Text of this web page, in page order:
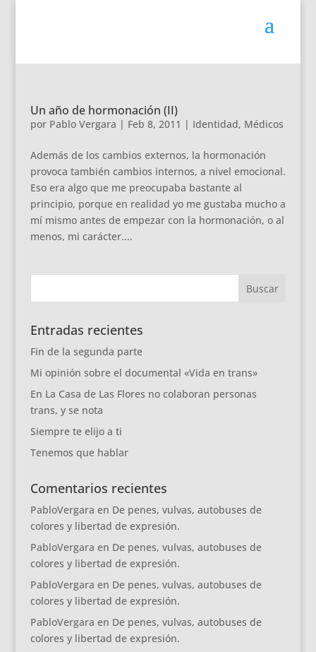
Un año de hormonación (II)
por Pablo Vergara | Feb 8, 2011 | Identidad, Médicos
Además de los cambios externos, la hormonación
provoca también cambios internos, a nivel emocional.
Eso era algo que me preocupaba bastante al
principio, porque en realidad yo me gustaba mucho a
mí mismo antes de empezar con la hormonación, o al
menos, mi carácter....
Entradas recientes
Fin de la segunda parte
Mi opinión sobre el documental «Vida en trans»
En La Casa de Las Flores no colaboran personas
trans, y se nota
Siempre te elijo a ti
Tenemos que hablar
Comentarios recientes
PabloVergara en De penes, vulvas, autobuses de
colores y libertad de expresión.
PabloVergara en De penes, vulvas, autobuses de
colores y libertad de expresión.
PabloVergara en De penes, vulvas, autobuses de
colores y libertad de expresión.
PabloVergara en De penes, vulvas, autobuses de
colores y libertad de expresión.